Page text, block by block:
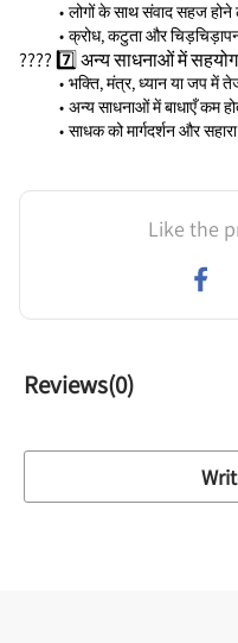
लोगों के साथ संवाद सहज होने
क्रोध, कटुता और
???? 7️⃣ अन्य साधनाओं में सहयोग
भक्ति, मंत्र, ध्यान या जप में
अन्य साधनाओं में बाधाएँ कम
साधक को मार्गदर्शन और
Like the
Reviews(0)